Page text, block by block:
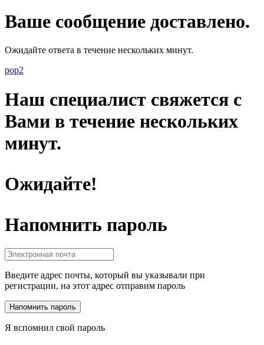
Ваше сообщение доставлено.
Ожидайте ответа в течение нескольких минут.
pop2
Наш специалист свяжется с
Вами в течение нескольких
минут.
Ожидайте!
Напомнить пароль
Введите адрес почты, который вы указывали при
регистрации, на этот адрес отправим пароль
Я вспомнил свой пароль